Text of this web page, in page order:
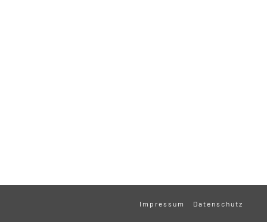
Impressum Datenschutz